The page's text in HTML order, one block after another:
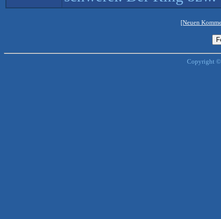
[Neuen
Copyright ©